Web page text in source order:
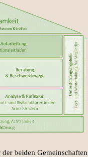
beiden Gemeinschaften